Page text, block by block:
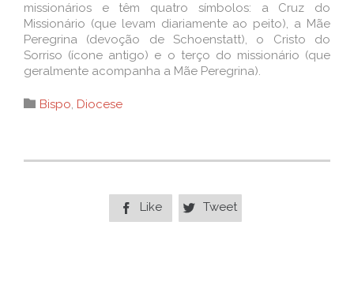
missionários e têm quatro símbolos: a Cruz do
Missionário (que levam diariamente ao peito), a Mãe
Peregrina (devoção de Schoenstatt), o Cristo do
Sorriso (ícone antigo) e o terço do missionário (que
geralmente acompanha a Mãe Peregrina).
 Category
Bispo, Diocese
 Like  Tweet